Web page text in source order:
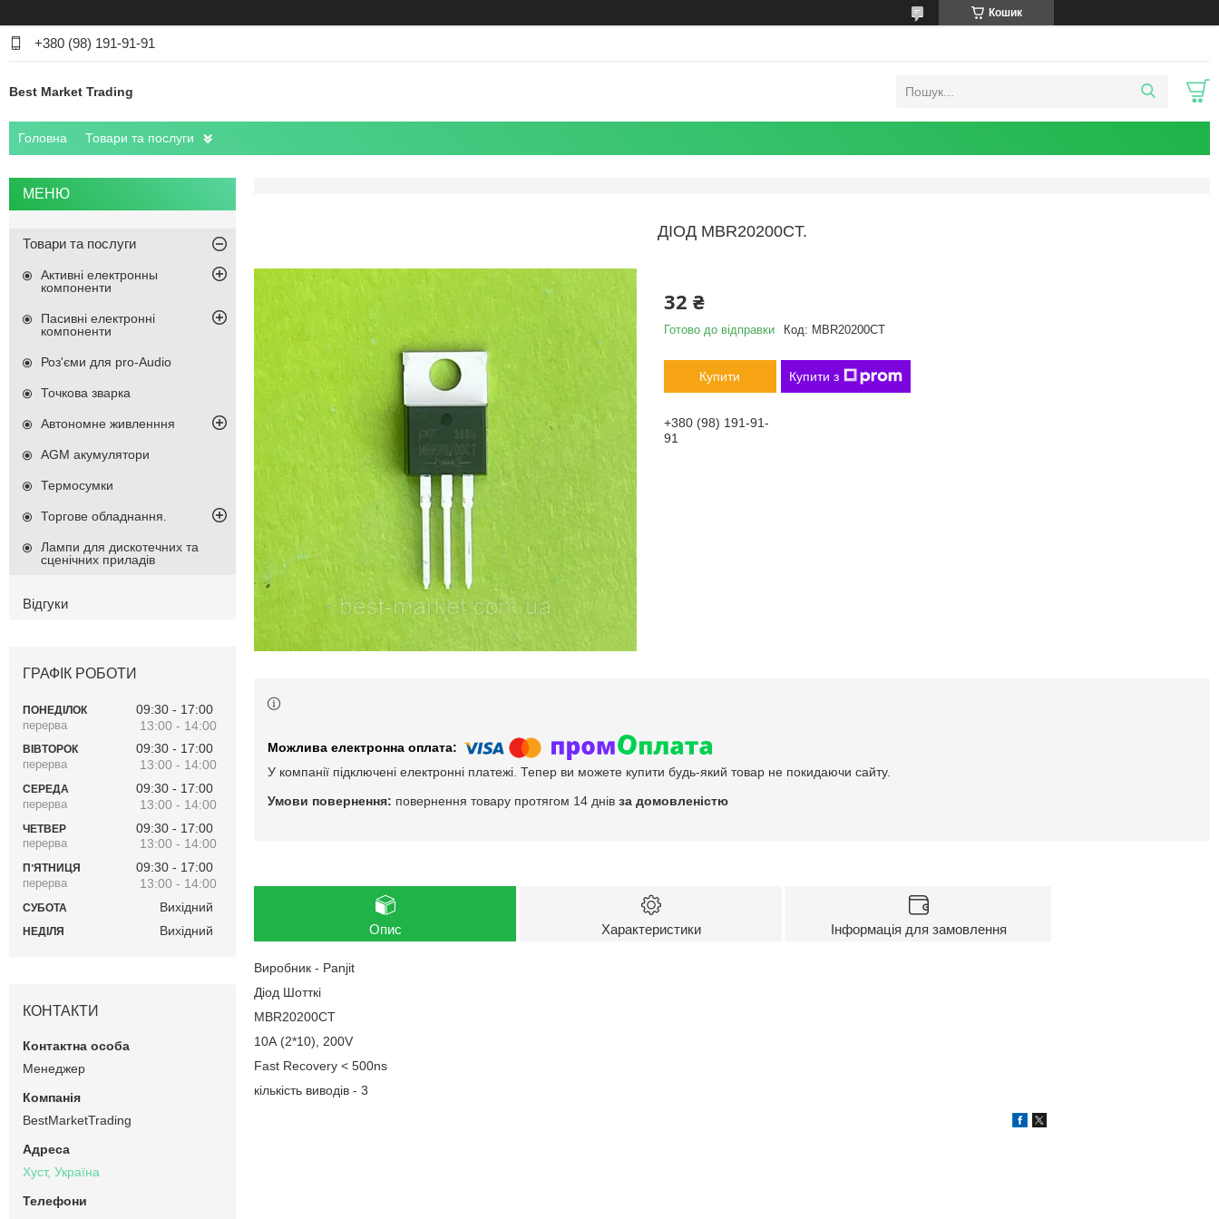
Кошик
+380 (98) 191-91-91
Best Market Trading
Головна Товари та послуги
ДІОД MBR20200CT.
32 ₴
Готово до відправки Код: MBR20200CT
Купити Купити з
+380 (98) 191-91-
91
У компанії підключені електронні платежі. Тепер ви можете купити будь-який товар не покидаючи сайту.
повернення товару протягом 14 днів за домовленістю
Опис Характеристики Інформація для замовлення
Виробник - Panjit
Діод Шотткі
MBR20200CT
10А (2*10), 200V
Fast Recovery < 500ns
кількість виводів - 3
Товари та послуги
Активні електронны
компоненти
Пасивні електронні
компоненти
Роз'єми для pro-Audio
Точкова зварка
Автономне живленння
AGM акумулятори
Термосумки
Торгове обладнання.
Лампи для дискотечних та
сценічних приладів
Відгуки
ГРАФІК РОБОТИ
ПОНЕДІЛОК 09:30
17:00
13:00
14:00
ВІВТОРОК 09:30
17:00
13:00
14:00
СЕРЕДА 09:30
17:00
13:00
14:00
ЧЕТВЕР 09:30
17:00
13:00
14:00
ПʼЯТНИЦЯ 09:30
17:00
13:00
14:00
СУБОТА Вихідний
НЕДІЛЯ Вихідний
КОНТАКТИ
Менеджер
BestMarketTrading
Хуст, Україна